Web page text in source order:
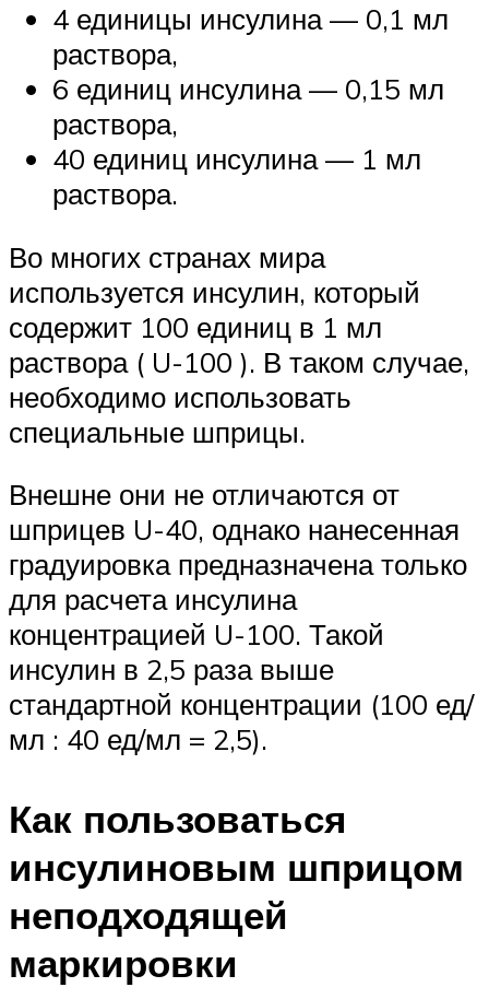
4 единицы инсулина — 0,1 мл
раствора,
6 единиц инсулина — 0,15 мл
раствора,
40 единиц инсулина — 1 мл
раствора.
Во многих странах мира
используется инсулин, который
содержит 100 единиц в 1 мл
раствора ( U-100 ). В таком случае,
необходимо использовать
специальные шприцы.
Внешне они не отличаются от
шприцев U-40, однако нанесенная
градуировка предназначена только
для расчета инсулина
концентрацией U-100. Такой
инсулин в 2,5 раза выше
стандартной концентрации (100 ед/
мл : 40 ед/мл = 2,5).
Как пользоваться
инсулиновым шприцом
неподходящей
маркировки